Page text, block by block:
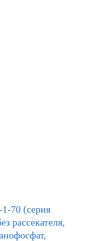
70 (серия
рассекателя,